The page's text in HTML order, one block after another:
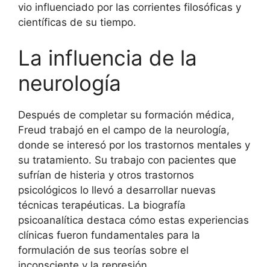
vio influenciado por las corrientes filosóficas y
científicas de su tiempo.
La influencia de la
neurología
Después de completar su formación médica,
Freud trabajó en el campo de la neurología,
donde se interesó por los trastornos mentales y
su tratamiento. Su trabajo con pacientes que
sufrían de histeria y otros trastornos
psicológicos lo llevó a desarrollar nuevas
técnicas terapéuticas. La biografía
psicoanalítica destaca cómo estas experiencias
clínicas fueron fundamentales para la
formulación de sus teorías sobre el